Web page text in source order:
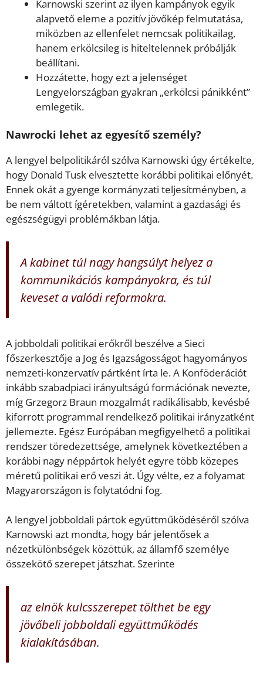
Karnowski szerint az ilyen kampányok egyik
alapvető eleme a pozitív jövőkép felmutatása,
miközben az ellenfelet nemcsak politikailag,
hanem erkölcsileg is hiteltelennek próbálják
beállítani.
Hozzátette, hogy ezt a jelenséget
Lengyelországban gyakran „erkölcsi pánikként”
emlegetik.
Nawrocki lehet az egyesítő személy?
A lengyel belpolitikáról szólva Karnowski úgy értékelte,
hogy Donald Tusk elvesztette korábbi politikai előnyét.
Ennek okát a gyenge kormányzati teljesítményben, a
be nem váltott ígéretekben, valamint a gazdasági és
egészségügyi problémákban látja.
A kabinet túl nagy hangsúlyt helyez a
kommunikációs kampányokra, és túl
keveset a valódi reformokra.
A jobboldali politikai erőkről beszélve a Sieci
főszerkesztője a Jog és Igazságosságot hagyományos
nemzeti-konzervatív pártként írta le. A Konföderációt
inkább szabadpiaci irányultságú formációnak nevezte,
míg Grzegorz Braun mozgalmát radikálisabb, kevésbé
kiforrott programmal rendelkező politikai irányzatként
jellemezte. Egész Európában megfigyelhető a politikai
rendszer töredezettsége, amelynek következtében a
korábbi nagy néppártok helyét egyre több közepes
méretű politikai erő veszi át. Úgy vélte, ez a folyamat
Magyarországon is folytatódni fog.
A lengyel jobboldali pártok együttműködéséről szólva
Karnowski azt mondta, hogy bár jelentősek a
nézetkülönbségek közöttük, az államfő személye
összekötő szerepet játszhat. Szerinte
az elnök kulcsszerepet tölthet be egy
jövőbeli jobboldali együttműködés
kialakításában.